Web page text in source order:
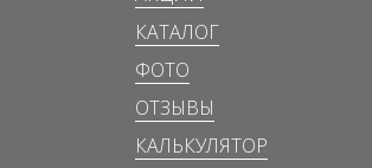
КАТАЛОГ
ФОТО
ОТЗЫВЫ
КАЛЬКУЛЯТОР